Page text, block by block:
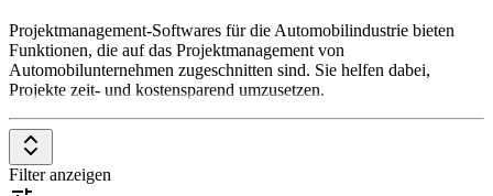
Projektmanagement-Softwares für die Automobilindustrie bieten
Funktionen, die auf das Projektmanagement von
Automobilunternehmen zugeschnitten sind. Sie helfen dabei,
Projekte zeit- und kostensparend umzusetzen.
Filter anzeigen